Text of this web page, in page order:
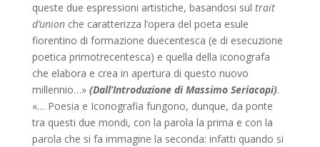
queste due espressioni artistiche, basandosi sul trait
d’unionche caratterizza l’opera del poeta esule
fiorentino di formazione duecentesca (e di esecuzione
poetica primotrecentesca) e quella della iconografa
che elabora e crea in apertura di questo nuovo
millennio…» (Dall’Introduzione di Massimo Seriacopi).
«… Poesia e Iconografia fungono, dunque, da ponte
tra questi due mondi, con la parola la prima e con la
parola che si fa immagine la seconda: infatti quando si